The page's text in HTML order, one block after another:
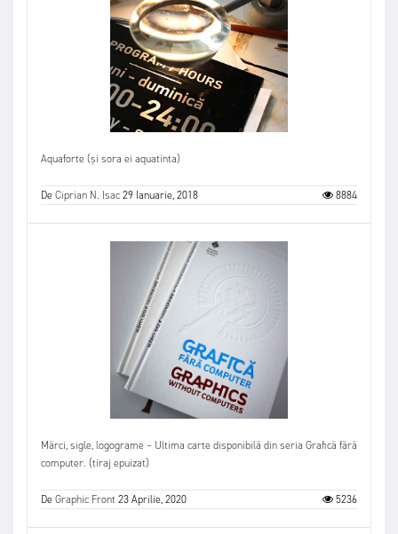
Aquaforte (și sora ei aquatinta)
DeCiprian N. Isac29 Ianuarie, 2018 8884
Mărci, sigle, logograme – Ultima carte disponibilă din seria Grafică fără
computer. (tiraj epuizat)
DeGraphic Front23 Aprilie, 2020 5236